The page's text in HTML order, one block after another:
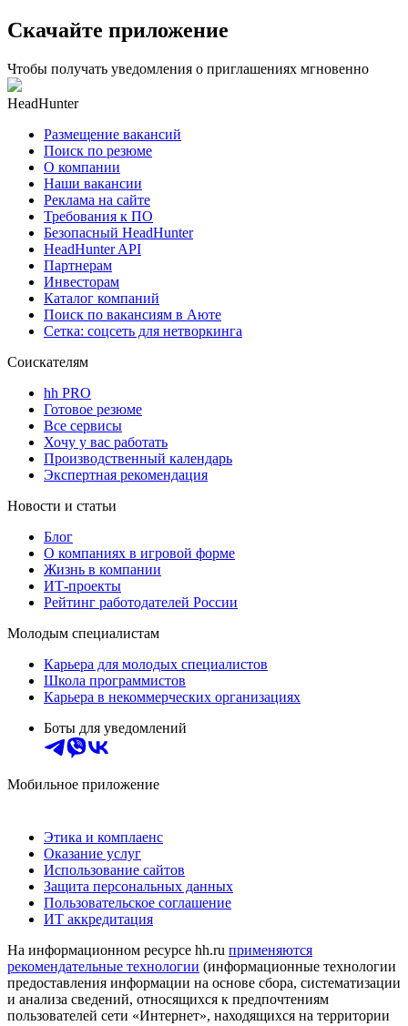
Скачайте приложение
Чтобы получать уведомления о приглашениях мгновенно
HeadHunter
Размещение вакансий
Поиск по резюме
О компании
Наши вакансии
Реклама на сайте
Требования к ПО
Безопасный HeadHunter
HeadHunter API
Партнерам
Инвесторам
Каталог компаний
Поиск по вакансиям в Аюте
Сетка: соцсеть для нетворкинга
Соискателям
hh PRO
Готовое резюме
Все сервисы
Хочу у вас работать
Производственный календарь
Экспертная рекомендация
Новости и статьи
Блог
О компаниях в игровой форме
Жизнь в компании
ИТ-проекты
Рейтинг работодателей России
Молодым специалистам
Карьера для молодых специалистов
Школа программистов
Карьера в некоммерческих организациях
Боты для уведомлений
Мобильное приложение
Этика и комплаенс
Оказание услуг
Использование сайтов
Защита персональных данных
Пользовательское соглашение
ИТ аккредитация
На информационном ресурсе hh.ru применяются
рекомендательные технологии (информационные технологии
предоставления информации на основе сбора, систематизации
и анализа сведений, относящихся к предпочтениям
пользователей сети «Интернет», находящихся на территории